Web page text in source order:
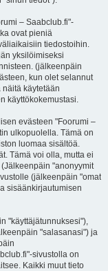
– Saabclub.fi"-
ovat pieniä
tiedostoihin.
yksilöimiseksi
(jälkeenpäin
kun olet selannut
käytetään
käyttökokemustasi.
evästeen "Foorumi –
ulkopuolella. Tämä on
luomaa sisältöä.
Tämä voi olla, mutta ei
"anonyymit
(jälkeenpäin "omat
sisäänkirjautumisen
"käyttäjätunnuksesi"),
"salasanasi") ja
sivustolla on
Kaikki muut tieto